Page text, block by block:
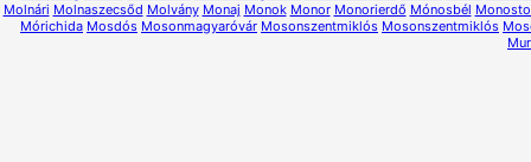
Molnári Molnaszecsőd Molvány Monaj Monok Monor Monorierdő Mónosbél
Mórichida Mosdós Mosonmagyaróvár Mosonszentmiklós Mosonszentmiklós